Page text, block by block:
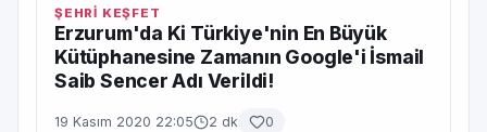
ŞEHRİ KEŞFET
Erzurum'da Ki Türkiye'nin En Büyük
Kütüphanesine Zamanın Google'i İsmail
Saib Sencer Adı Verildi!
19 Kasım 2020 22:05 2 dk 0